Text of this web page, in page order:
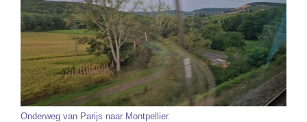
Onderweg van Parijs naar Montpellier.